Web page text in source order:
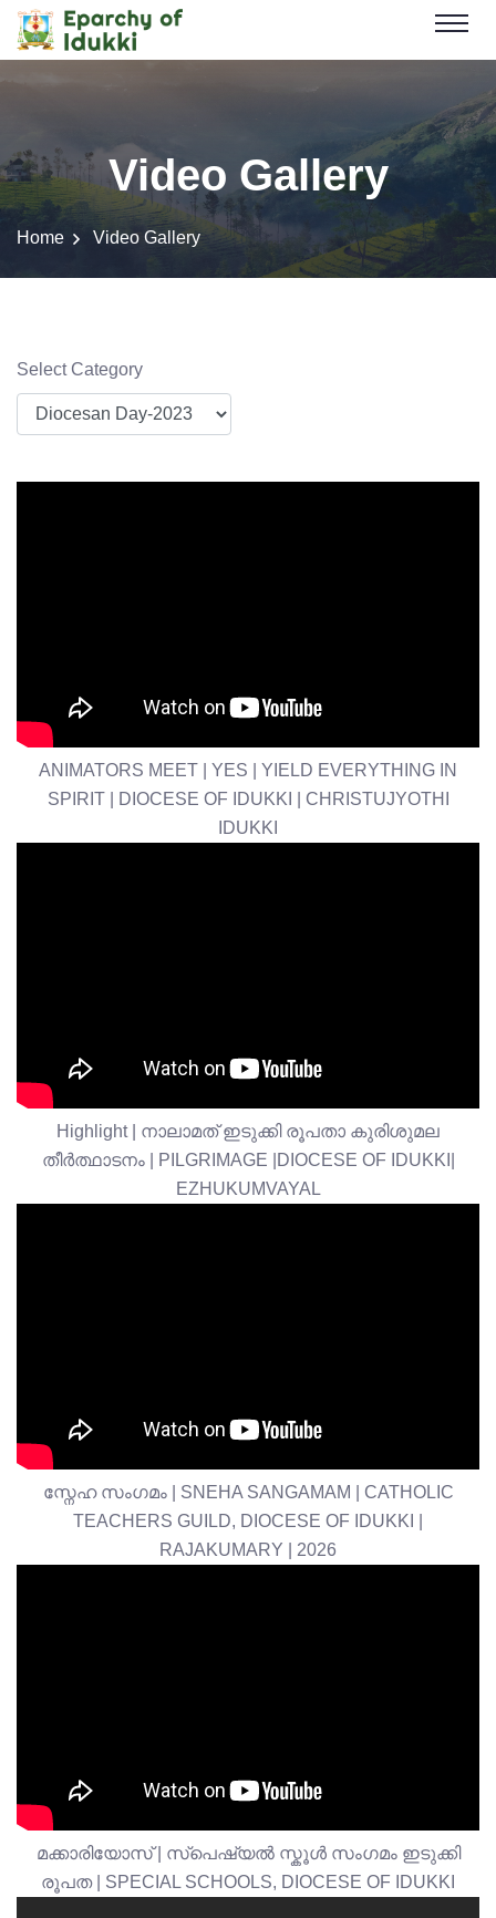
Video Gallery
Home Video Gallery
Select Category
ANIMATORS MEET | YES | YIELD EVERYTHING IN
SPIRIT | DIOCESE OF IDUKKI | CHRISTUJYOTHI
IDUKKI
Highlight | നാലാമത് ഇടുക്കി രൂപതാ കുരിശുമല
തീർത്ഥാടനം | PILGRIMAGE |DIOCESE OF IDUKKI|
EZHUKUMVAYAL
സ്നേഹ സംഗമം | SNEHA SANGAMAM | CATHOLIC
TEACHERS GUILD, DIOCESE OF IDUKKI |
RAJAKUMARY | 2026
മക്കാരിയോസ് | സ്പെഷ്യൽ സ്കൂൾ സംഗമം ഇടുക്കി
രൂപത | SPECIAL SCHOOLS, DIOCESE OF IDUKKI